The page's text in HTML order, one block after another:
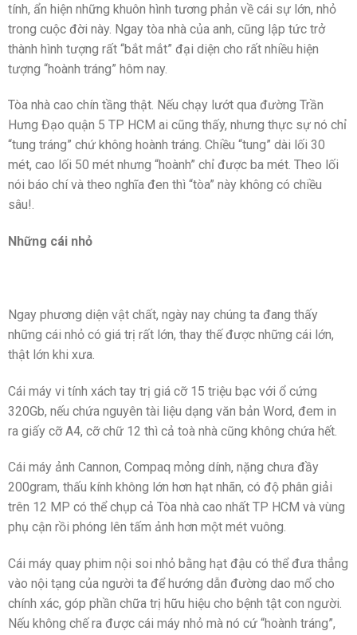
tính, ẩn hiện những khuôn hình tương phản về cái sự lớn, nhỏ
trong cuộc đời này. Ngay tòa nhà của anh, cũng lập tức trở
thành hình tượng rất “bắt mắt” đại diện cho rất nhiều hiện
tượng “hoành tráng” hôm nay.
Tòa nhà cao chín tầng thật. Nếu chạy lướt qua đường Trần
Hưng Đạo quận 5 TP HCM ai cũng thấy, nhưng thực sự nó chỉ
“tung tráng” chứ không hoành tráng. Chiều “tung” dài lối 30
mét, cao lối 50 mét nhưng “hoành” chỉ được ba mét. Theo lối
nói báo chí và theo nghĩa đen thì “tòa” này không có chiều
sâu!.
Những cái nhỏ
Ngay phương diện vật chất, ngày nay chúng ta đang thấy
những cái nhỏ có giá trị rất lớn, thay thế được những cái lớn,
thật lớn khi xưa.
Cái máy vi tính xách tay trị giá cỡ 15 triệu bạc với ổ cứng
320Gb, nếu chứa nguyên tài liệu dạng văn bản Word, đem in
ra giấy cỡ A4, cỡ chữ 12 thì cả toà nhà cũng không chứa hết.
Cái máy ảnh Cannon, Compaq mỏng dính, nặng chưa đầy
200gram, thấu kính không lớn hơn hạt nhãn, có độ phân giải
trên 12 MP có thể chụp cả Tòa nhà cao nhất TP HCM và vùng
phụ cận rồi phóng lên tấm ảnh hơn một mét vuông.
Cái máy quay phim nội soi nhỏ bằng hạt đậu có thể đưa thẳng
vào nội tạng của người ta để hướng dẫn đường dao mổ cho
chính xác, góp phần chữa trị hữu hiệu cho bệnh tật con người.
Nếu không chế ra được cái máy nhỏ mà nó cứ “hoành tráng”,